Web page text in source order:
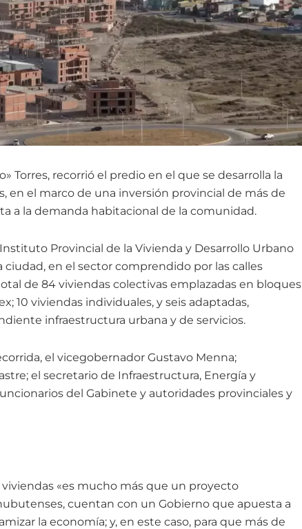
Torres, recorrió el predio en el que se desarrolla la
en el marco de una inversión provincial de más de
a la demanda habitacional de la comunidad.
Provincial de la Vivienda y Desarrollo Urbano
ciudad, en el sector comprendido por las calles
de 84 viviendas colectivas emplazadas en bloques
10 viviendas individuales, y seis adaptadas,
infraestructura urbana y de servicios.
el vicegobernador Gustavo Menna;
el secretario de Infraestructura, Energía y
del Gabinete y autoridades provinciales y
viviendas «es mucho más que un proyecto
cuentan con un Gobierno que apuesta a
la economía; y, en este caso, para que más de